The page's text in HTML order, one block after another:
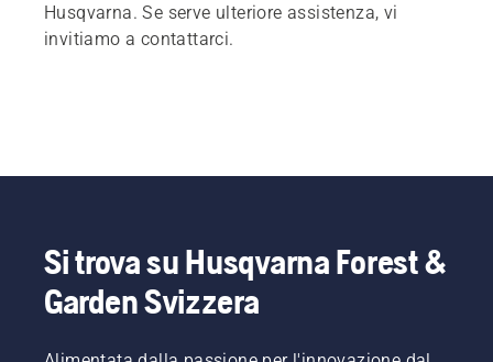
Husqvarna. Se serve ulteriore assistenza, vi
invitiamo a contattarci.
Si trova su Husqvarna Forest &
Garden Svizzera